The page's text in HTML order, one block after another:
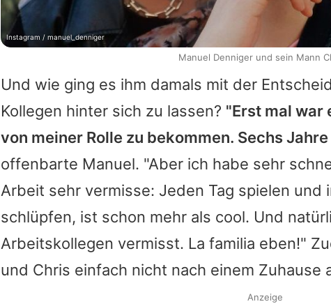
Und wie ging es ihm damals mit der
Kollegen hinter sich zu lassen? "Erst mal war
von meiner Rolle zu bekommen. Sechs
offenbarte Manuel. "Aber ich habe sehr
Arbeit sehr vermisse: Jeden Tag spielen und
schlüpfen, ist schon mehr als cool. Und
Arbeitskollegen vermisst. La familia eben!"
und Chris einfach nicht nach einem Zuhause
Instagram / manuel_denniger
Manuel Denniger und sein Mann
Anzeige